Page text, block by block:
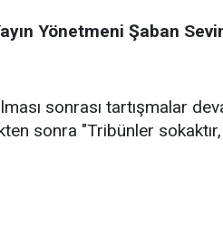
Yönetmeni Şaban
sonrası tartışmalar
sonra "Tribünler